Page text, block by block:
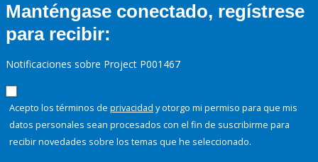
Manténgase conectado, regístrese
para recibir:
Notificaciones sobre Project P001467
Acepto los términos de privacidad y otorgo mi permiso para que mis
datos personales sean procesados con el fin de suscribirme para
recibir novedades sobre los temas que he seleccionado.